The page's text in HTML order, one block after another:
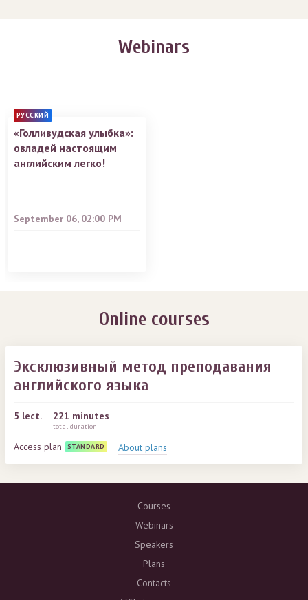
Webinars
РУССКИЙ
«Голливудская улыбка»:
овладей настоящим
английским легко!
September 06, 02:00 PM
Online courses
Эксклюзивный метод преподавания
английского языка
5 lect. 221 minutes
total duration
Access plan STANDARD About plans
Courses
Webinars
Speakers
Plans
Contacts